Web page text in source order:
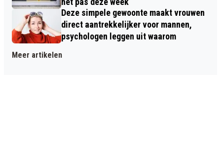
Deze simpele gewoonte maakt vrouwen
direct aantrekkelijker voor mannen,
psychologen leggen uit waarom
Meer artikelen